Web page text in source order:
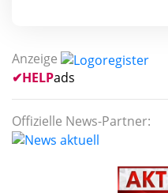
Anzeige
✔HELPads
Offizielle News-Partner: